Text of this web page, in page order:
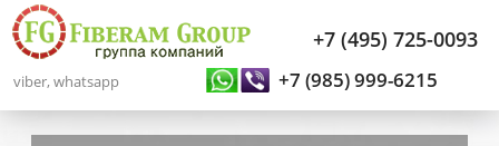
+7 (495) 725-0093
+7 (985) 999-6215
viber, whatsapp